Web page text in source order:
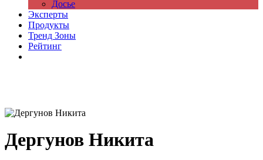
Досье
Эксперты
Продукты
Тренд Зоны
Рейтинг
Дергунов Никита